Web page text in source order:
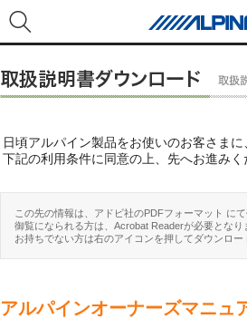
日頃アルパイン製品をお使いのお客さま
下記の利用条件に同意の上、先へお進みく
この先の情報は、アドビ社のPDFフォーマット にて
御覧になられる方は、Acrobat Readerが必要となり
お持ちでない方は右のアイコンを押してダウンロー
アルパインオーナーズマニュ